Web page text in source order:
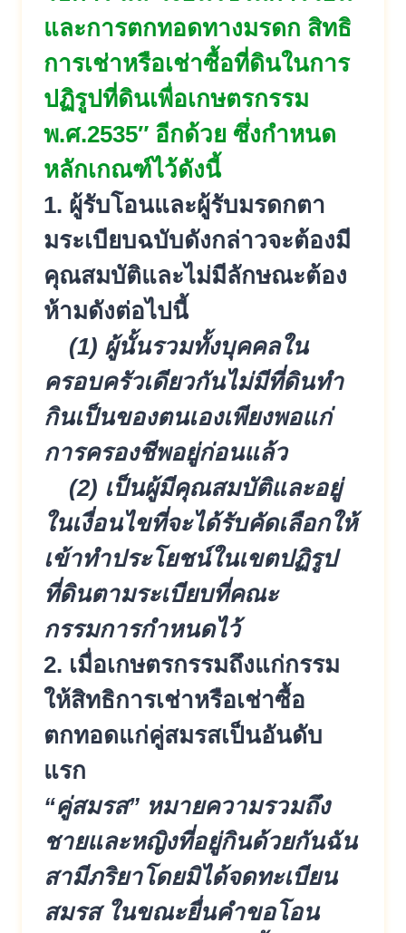
และการตกทอดทางมรดก สิทธิ
การเช่าหรือเช่าซื้อที่ดินในการ
ปฏิรูปที่ดินเพื่อเกษตรกรรม
พ.ศ.2535″ อีกด้วย ซึ่งกำหนด
หลักเกณฑ์ไว้ดังนี้
1. ผู้รับโอนและผู้รับมรดกตา
มระเบี ยบฉบับดังกล่าวจะต้องมี
คุณสมบัติและไม่มีลักษณะต้อง
ห้ามดังต่อไปนี้
(1) ผู้นั้นรวมทั้งบุคคลใน
ครอบครัวเดียวกันไม่มีที่ดินทำ
กินเป็นของตนเองเพียงพอแก่
การครองชีพอยู่ก่อนแล้ว
(2) เป็นผู้มีคุณสมบัติและอยู่
ในเงื่อนไขที่จะได้รับคัดเลือกให้
เข้าทำประโยชน์ในเขตปฏิรูป
ที่ดินตามระเบียบที่คณะ
กรรมการกำหนดไว้
2. เมื่อเกษตรกรรมถึงแก่กรรม
ให้สิทธิการเช่าหรือเช่าซื้อ
ตกทอดแก่คู่สมรสเป็นอันดับ
แรก
“คู่สมรส” หมายความรวมถึง
ชายและหญิงที่อยู่กินด้วยกันฉัน
สามีภริยาโดยมิได้จดทะเบียน
สมรส ในขณะยื่นคำขอโอน